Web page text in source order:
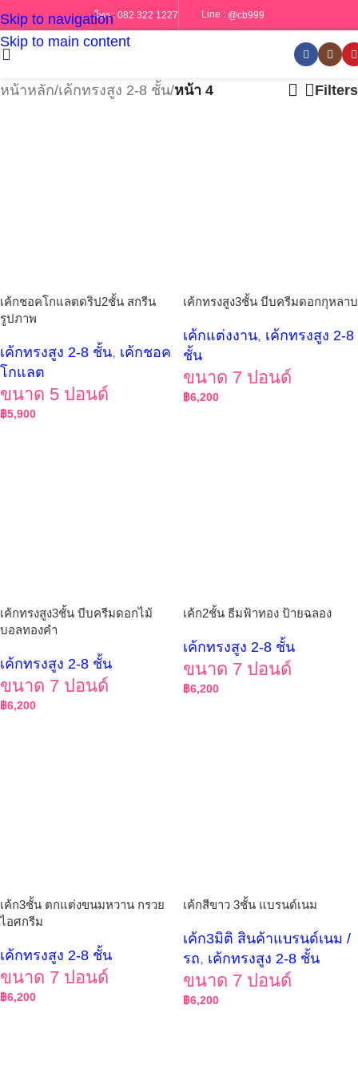
Skip to navigation
Skip to main content
โทร : 082 322 1227 Line : @cb999
หน้าหลัก/เค้กทรงสูง 2-8 ชั้น/หน้า 4 Filters
เค้กชอคโกแลตดริป2ชั้น สกรีน
รูปภาพ
เค้กทรงสูง 2-8 ชั้น, เค้กชอค
โกแลต
ขนาด 5 ปอนด์
฿5,900
เค้กทรงสูง3ชั้น บีบครีมดอกกุหลาบ
เค้กแต่งงาน, เค้กทรงสูง 2-8
ชั้น
ขนาด 7 ปอนด์
฿6,200
เค้กทรงสูง3ชั้น บีบครีมดอกไม้
บอลทองคำ
เค้กทรงสูง 2-8 ชั้น
ขนาด 7 ปอนด์
฿6,200
เค้ก2ชั้น ธีมฟ้าทอง ป้ายฉลอง
เค้กทรงสูง 2-8 ชั้น
ขนาด 7 ปอนด์
฿6,200
เค้ก3ชั้น ตกแต่งขนมหวาน กรวย
ไอศกรีม
เค้กทรงสูง 2-8 ชั้น
ขนาด 7 ปอนด์
฿6,200
เค้กสีขาว 3ชั้น แบรนด์เนม
เค้ก3มิติ สินค้าแบรนด์เนม /
รถ, เค้กทรงสูง 2-8 ชั้น
ขนาด 7 ปอนด์
฿6,200